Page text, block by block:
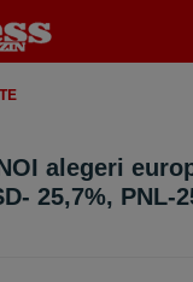
alegeri
25,7%, PNL-